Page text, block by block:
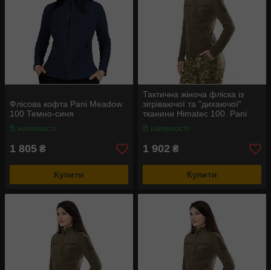
Флісова кофта Pani Meadow
100 Темно-синя
В наявності
1 805 ₴
Купити
Тактична жіноча фліска із
зігріваючої та "дихаючої"
тканини Himatec 100. Pani
Army Himatec 100 Олива
В наявності
1 902 ₴
Купити